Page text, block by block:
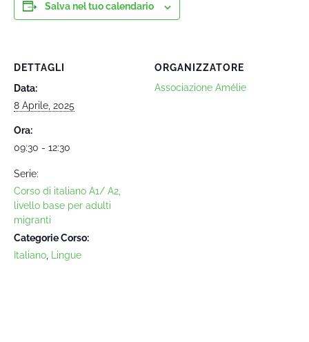
Salva nel tuo calendario
DETTAGLI
Data:
8 Aprile, 2025
Ora:
09:30 - 12:30
Serie:
Corso di italiano A1/ A2,
livello base per adulti
migranti
Categorie Corso:
Italiano
Lingue
ORGANIZZATORE
Associazione Amélie